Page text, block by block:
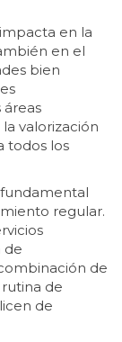
en la
en el
bien
valorización
todos los
regular.
de
de
de
de